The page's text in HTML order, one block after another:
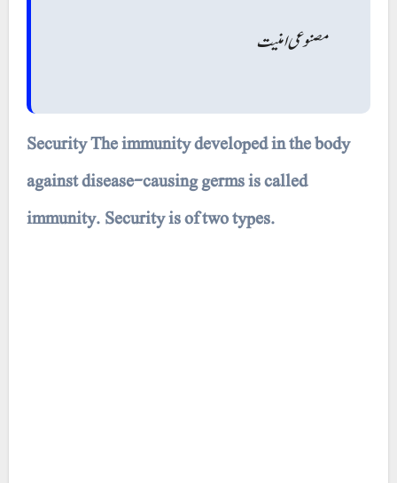
مصنوعی امنیت
Security The immunity developed in the body
against disease-causing germs is called
immunity. Security is of two types.